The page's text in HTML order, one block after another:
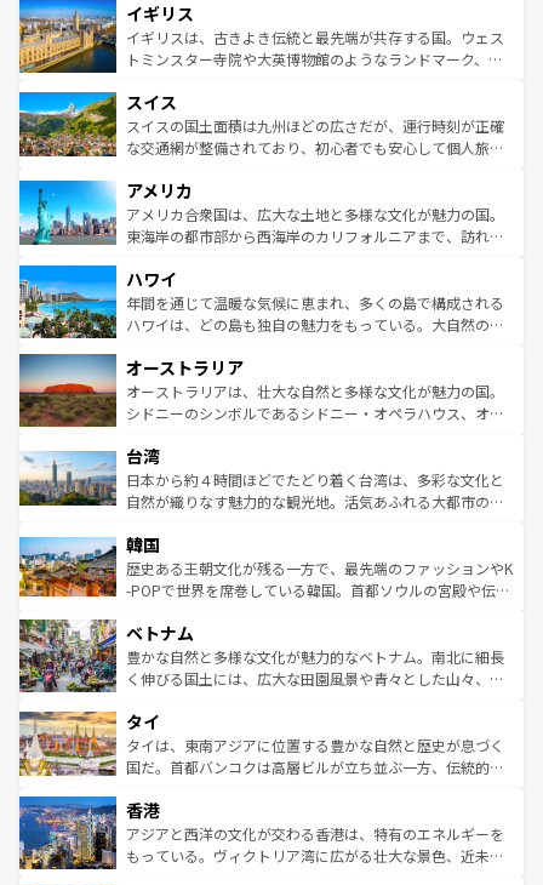
いる。シャンパンの発祥地であるランス、プロヴァンスの
香り高いラベンダー畑など、多彩な楽しみ方が可能だ。さ
らに、パリ以外の地域にも魅力が溢れており、どの街角に
れる地方に足を運ぶとそれぞれで全く異なる文化を体験で
きるだろう。 なお、新着のフランス情報はコンテンツ一覧
を参照してほしい。
顔を持つこの国は、どこを歩いても飽きることがない。ベ
ルリンの文化的活気、バイエルン州のアルプスの絶景、そ
してライン川沿いのワイン畑といった風景は必見。ビール
は、お酒好きな人にはぜひ体験してほしい。 なお、新着の
ドイツ情報はコンテンツ一覧を参照してほしい。
イギリス
イギリスは、古きよき伝統と最先端が共存する国。ウェス
トミンスター寺院や大英博物館のようなランドマーク、歴
リアごとに異なる魅力がある。また、優雅なアフタヌーン
ティー、ビール好きにはたまらない英国パブ、サッカー観
戦など、本場だからこそできる体験も豊富。イギリスを旅
ンツ一覧を参照してほしい。
スイス
スイスの国土面積は九州ほどの広さだが、運行時刻が正確
な交通網が整備されており、初心者でも安心して個人旅行
の建物がそのまま残る町や、スイスならではのユニークな
博物館もあり、アルプス観光だけでなく町歩きも満喫する
ことができる。国民の所得が高いため物価も高いが、旅行
ば市内交通費無料で観光を楽しむこともできる。 なお、新
着のスイス情報はコンテンツ一覧 を参照してほしい。
アメリカ
アメリカ合衆国は、広大な土地と多様な文化が魅力の国。
東海岸の都市部から西海岸のカリフォルニアまで、訪れる
のような巨大都市は、観光、ショッピング、エンターテイ
ンメントが詰まった刺激的なスポットだ。一方、アメリカ
西部には大自然が広がり、グランドキャニオンやイエロー
部のニューオーリンズでは、音楽と美食が融合した独特の
文化が魅力。旅行者はアメリカの各地域で異なる魅力を楽
しみながら、その多様性と豊かな歴史を感じることができ
ならではの贅沢な旅のスタイルだ。 なお、新着のアメリカ
情報はコンテンツ一覧を参照してほしい。
ハワイ
年間を通じて温暖な気候に恵まれ、多くの島で構成される
ハワイは、どの島も独自の魅力をもっている。大自然の神
ワイ島は見逃せない。また、定番の観光地といえばオアフ
島だが、静かな自然を求めるならマウイ島やカウアイ島が
おすすめ。エメラルドグリーンに輝く海をはじめ、豊かな
れるおもてなしの心で訪れる人々を迎えてくれるハワイの
人々、おいしいローカルフードやハワイアンミュージッ
ク、伝統的なフラダンスなど、すべてがハワイの魅力を彩
ワイを、存分に味わってほしい。 なお、新着のハワイ情報
はコンテンツ一覧を参照してほしい。
オーストラリア
オーストラリアは、壮大な自然と多様な文化が魅力の国。
シドニーのシンボルであるシドニー・オペラハウス、オー
リアリーフや大陸中央部にそびえるウルル（エアーズロッ
ク）、タスマニアの美しい原生林やケアンズの熱帯雨林な
ど、見どころがたくさん。また、カフェやワイン、オージ
いる。アクティビティも充実しており、サーフィンやダイ
ビング、ハイキングなど、アウトドア好きにはたまらな
い。オーストラリアの多彩な魅力を存分に味わいつくそ
参照してほしい。
台湾
日本から約４時間ほどでたどり着く台湾は、多彩な文化と
自然が織りなす魅力的な観光地。活気あふれる大都市の台
ン）、静ひつな山岳地帯である台湾東部など、都市の喧騒
と山間の静けさが共存しており、訪れる人に新しい発見と
驚きをもたらしてくれる。また、奥深い台湾の食文化も魅
容にもいいと評判のスイーツなど、バラエティ豊かな料理
が味わえる。 なお、新着の台湾情報は コンテンツ一覧を参
照してほしい。
韓国
歴史ある王朝文化が残る一方で、最先端のファッションやK
-POPで世界を席巻している韓国。首都ソウルの宮殿や伝統
き、地方に足を延ばせば四季折々の自然美を楽しむことが
できる。そして、キムチや焼肉、絶品のストリートフード
まで、さまざまな韓国料理が待っている。夜には、韓国な
リティに包まれながら、韓国の多彩な魅力を心ゆくまで味
わってみてほしい。 なお、新着の韓国情報はコンテンツ一
覧を参照してほしい。
ベトナム
豊かな自然と多様な文化が魅力的なベトナム。南北に細長
く伸びる国土には、広大な田園風景や青々とした山々、世
急速な発展と共に伝統が息づく。ハノイの古い町並みやホ
ーチミン市のフランス統治時代の建物も、独特の雰囲気を
醸し出している。また、バラエティの豊かさとおいしさで
とつ。フォーやバインミー、ベトナムコーヒーなどは、ぜ
ひ現地で味わいたい。どの地域を訪れてもあたたかい人々
が旅行者を迎えてくれるので、きっと忘れられない旅にな
タイ
タイは、東南アジアに位置する豊かな自然と歴史が息づく
国だ。首都バンコクは高層ビルが立ち並ぶ一方、伝統的な
の活気が交差している。北部ではチェンマイなどの山岳地
帯で自然と触れ合い、南部ではプーケットやクラビの美し
いビーチでリゾート気分を楽しむことができる。タイ料理
香港
アジアと西洋の文化が交わる香港は、特有のエネルギーを
もっている。ヴィクトリア湾に広がる壮大な景色、近未来